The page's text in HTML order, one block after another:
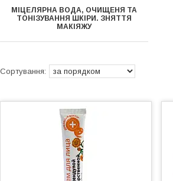
МІЦЕЛЯРНА ВОДА, ОЧИЩЕНЯ ТА
ТОНІЗУВАННЯ ШКІРИ. ЗНЯТТЯ
МАКІЯЖУ